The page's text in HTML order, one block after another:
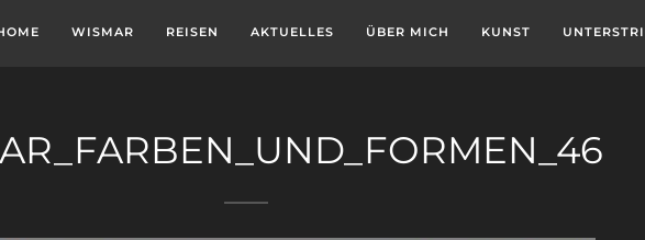
WISMAR REISEN AKTUELLES ÜBER MICH KUNST